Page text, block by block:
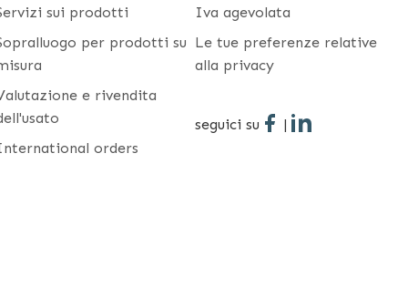
sui prodotti
per prodotti su
e rivendita
orders
Iva agevolata
Le tue preferenze relative
alla privacy
seguici su |